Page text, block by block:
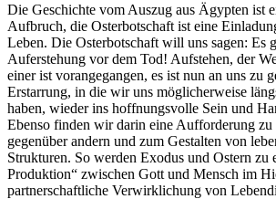
Die Geschichte vom Auszug aus Ägypten ist
Aufbruch, die Osterbotschaft ist eine
Leben. Die Osterbotschaft will uns sagen: Es
Auferstehung vor dem Tod! Aufstehen, der
einer ist vorangegangen, es ist nun an uns zu
Erstarrung, in die wir uns möglicherweise
haben, wieder ins hoffnungsvolle Sein und
Ebenso finden wir darin eine Aufforderung zu
gegenüber andern und zum Gestalten von
Strukturen. So werden Exodus und Ostern zu
Produktion“ zwischen Gott und Mensch im
partnerschaftliche Verwirklichung von